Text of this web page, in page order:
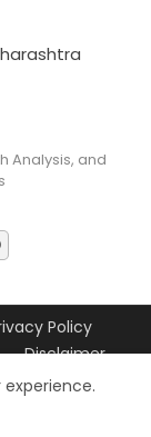
Analysis, and
Policy
Disclaimer